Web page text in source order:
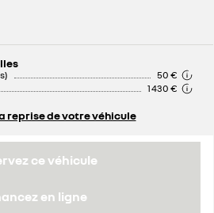
50 €
1 430 €
reprise de votre véhicule
ce véhicule
en ligne